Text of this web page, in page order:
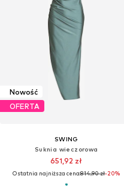
Nowość
OFERTA
SWING
Suknia wieczorowa
651,92 zł
Ostatnia najniższa cena:814,90 zł-20%